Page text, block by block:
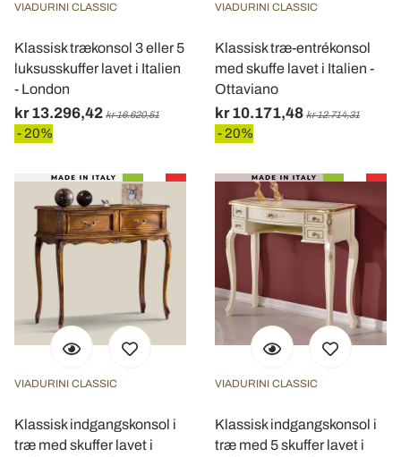
VIADURINI CLASSIC
Klassisk trækonsol 3 eller 5
luksusskuffer lavet i Italien
- London
kr 13.296,42 kr 16.620,51
- 20%
VIADURINI CLASSIC
Klassisk træ-entrékonsol
med skuffe lavet i Italien -
Ottaviano
kr 10.171,48 kr 12.714,31
- 20%
VIADURINI CLASSIC
Klassisk indgangskonsol i
træ med skuffer lavet i
VIADURINI CLASSIC
Klassisk indgangskonsol i
træ med 5 skuffer lavet i